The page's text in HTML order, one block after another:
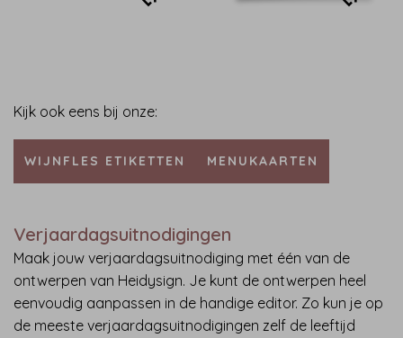
Kijk ook eens bij onze:
WIJNFLES ETIKETTEN MENUKAARTEN
Verjaardagsuitnodigingen
Maak jouw verjaardagsuitnodiging met één van de
ontwerpen van Heidysign. Je kunt de ontwerpen heel
eenvoudig aanpassen in de handige editor. Zo kun je op
de meeste verjaardagsuitnodigingen zelf de leeftijd